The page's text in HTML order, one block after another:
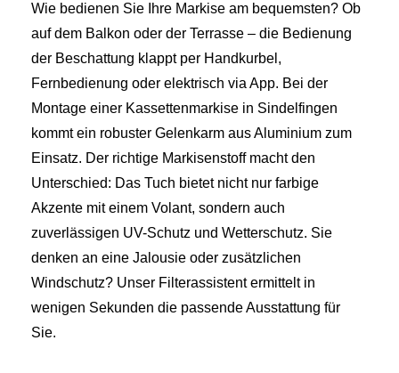
Wie bedienen Sie Ihre Markise am bequemsten? Ob
auf dem Balkon oder der Terrasse – die Bedienung
der Beschattung klappt per Handkurbel,
Fernbedienung oder elektrisch via App. Bei der
Montage einer Kassettenmarkise in Sindelfingen
kommt ein robuster Gelenkarm aus Aluminium zum
Einsatz. Der richtige Markisenstoff macht den
Unterschied: Das Tuch bietet nicht nur farbige
Akzente mit einem Volant, sondern auch
zuverlässigen UV-Schutz und Wetterschutz. Sie
denken an eine Jalousie oder zusätzlichen
Windschutz? Unser Filterassistent ermittelt in
wenigen Sekunden die passende Ausstattung für
Sie.